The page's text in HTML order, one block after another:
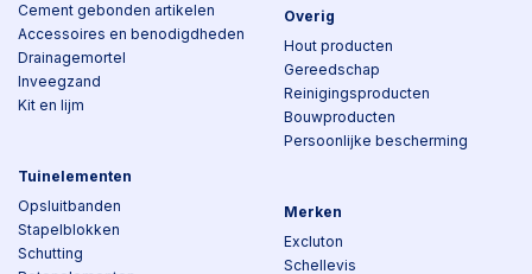
Cement gebonden artikelen
Accessoires en benodigdheden
Drainagemortel
Inveegzand
Kit en lijm
Tuinelementen
Opsluitbanden
Stapelblokken
Schutting
Overig
Hout producten
Gereedschap
Reinigingsproducten
Bouwproducten
Persoonlijke bescherming
Merken
Excluton
Schellevis